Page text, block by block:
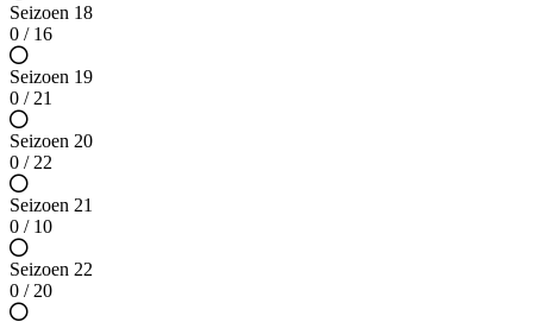
Seizoen 18
0 / 16
Seizoen 19
0 / 21
Seizoen 20
0 / 22
Seizoen 21
0 / 10
Seizoen 22
0 / 20